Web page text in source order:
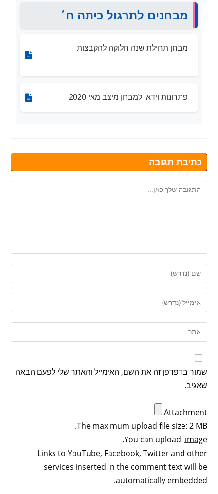
מבחנים לתרגול כיתה ח׳
מבחן תחילת שנה חלוקה להקבצות
פתרונות וידאו למבחן מיצב מאי 2020
כתיבת תגובה
שמור בדפדפן זה את השם, האימייל והאתר שלי לפעם הבאה
שאגיב.
Attachment
The maximum upload file size: 2 MB.
You can upload: image
.
Links to YouTube, Facebook, Twitter and other
services inserted in the comment text will be
automatically embedded.